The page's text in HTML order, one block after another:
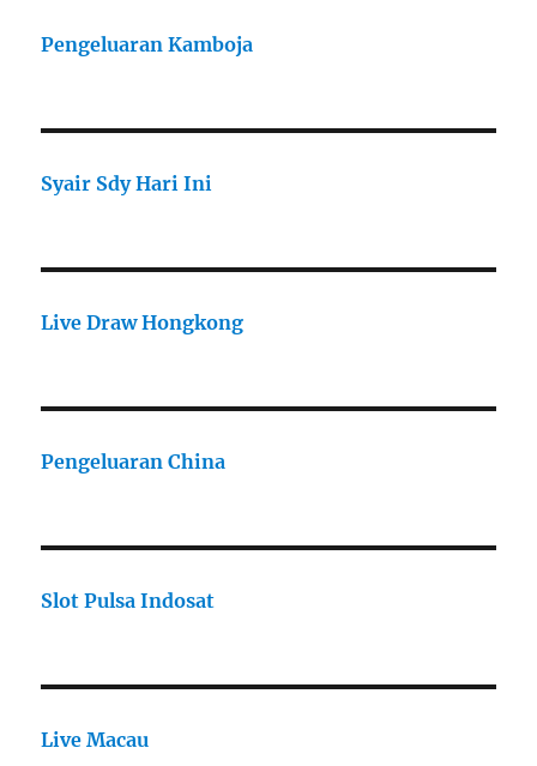
Pengeluaran Kamboja
Syair Sdy Hari Ini
Live Draw Hongkong
Pengeluaran China
Slot Pulsa Indosat
Live Macau